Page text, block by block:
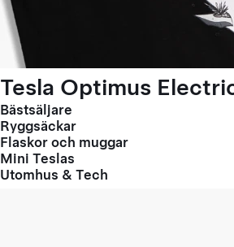
Tesla Optimus
Bästsäljare
Ryggsäckar
Flaskor och muggar
Mini Teslas
Utomhus & Tech